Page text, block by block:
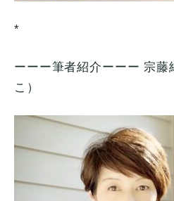
*
ーーー筆者紹介ーーー 宗藤
こ）